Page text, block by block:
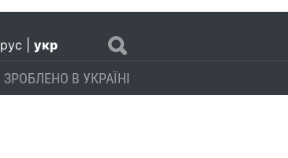
рус укр
ЗРОБЛЕНО В УКРАЇНІ